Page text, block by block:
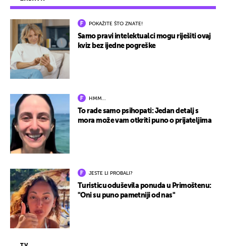
POKAŽITE ŠTO ZNATE!
Samo pravi intelektualci mogu riješiti ovaj
kviz bez ijedne pogreške
HMM…
To rade samo psihopati: Jedan detalj s
mora može vam otkriti puno o prijateljima
JESTE LI PROBALI?
Turisticu oduševila ponuda u Primoštenu:
"Oni su puno pametniji od nas"